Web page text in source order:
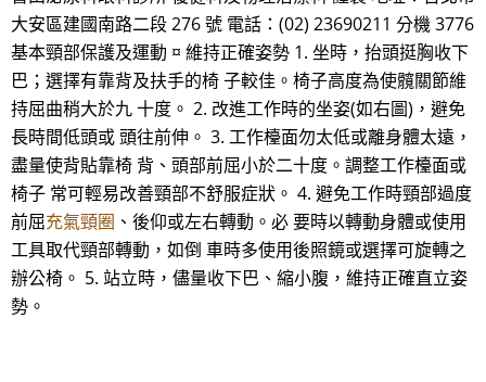
大安區建國南路二段 276 號 電話：(02) 23690211 分機 3776
基本頸部保護及運動 ¤ 維持正確姿勢 1. 坐時，抬頭挺胸收下
巴；選擇有靠背及扶手的椅 子較佳。椅子高度為使髖關節維
持屈曲稍大於九 十度。 2. 改進工作時的坐姿(如右圖)，避免
長時間低頭或 頭往前伸。 3. 工作檯面勿太低或離身體太遠，
盡量使背貼靠椅 背、頭部前屈小於二十度。調整工作檯面或
椅子 常可輕易改善頸部不舒服症狀。 4. 避免工作時頸部過度
前屈充氣頸圈 、後仰或左右轉動。必 要時以轉動身體或使用
工具取代頸部轉動，如倒 車時多使用後照鏡或選擇可旋轉之
辦公椅。 5. 站立時，儘量收下巴、縮小腹，維持正確直立姿
勢。